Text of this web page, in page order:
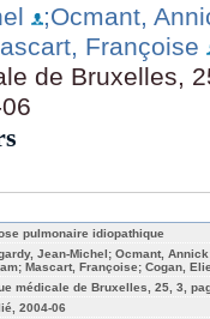
;Ocmant,
Françoise
de Bruxelles,
pulmonaire idiopathique
Jean-Michel; Ocmant,
Mascart, Françoise; Cogan,
médicale de Bruxelles, 25, 3,
2004-06